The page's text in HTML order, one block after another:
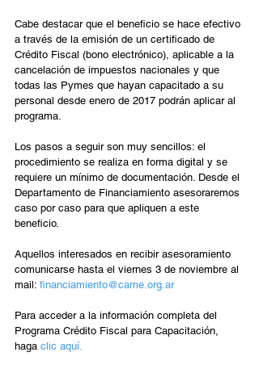
Cabe destacar que el beneficio se hace efectivo
a través de la emisión de un certificado de
Crédito Fiscal (bono electrónico), aplicable a la
cancelación de impuestos nacionales y que
todas las Pymes que hayan capacitado a su
personal desde enero de 2017 podrán aplicar al
programa.
Los pasos a seguir son muy sencillos: el
procedimiento se realiza en forma digital y se
requiere un mínimo de documentación. Desde el
Departamento de Financiamiento asesoraremos
caso por caso para que apliquen a este
beneficio.
Aquellos interesados en recibir asesoramiento
comunicarse hasta el viernes 3 de noviembre al
mail: financiamiento@came.org.ar
Para acceder a la información completa del
Programa Crédito Fiscal para Capacitación,
haga clic aquí.